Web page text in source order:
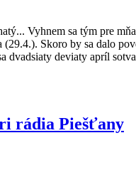
Vyhnem sa tým pre
(29.4.). Skoro by sa dalo
deviaty apríl
rádia Piešťany